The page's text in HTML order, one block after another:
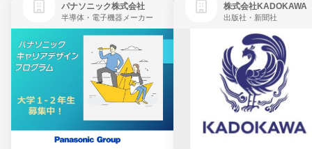
パナソニック株式会社
半導体・電子機器メーカー
株式会社KADOKAWA
出版社・新聞社